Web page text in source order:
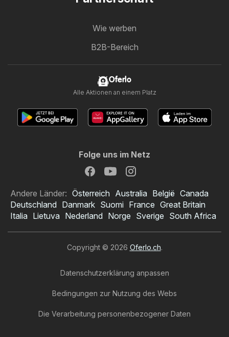
Tchibo Prospekt
Wie werben
B2B-Bereich
Oferlo
Alle Aktionen an einem Platz
Folge uns im Netz
Andere Länder: Österreich Australia België Canada
Deutschland Danmark Suomi France Great Britain
Italia Lietuva Nederland Norge Sverige South Africa
Copyright © 2026 Oferlo.ch.
Datenschutzerklärung anpassen
Bedingungen zur Nutzung des Webs
Die Verarbeitung personenbezogener Daten